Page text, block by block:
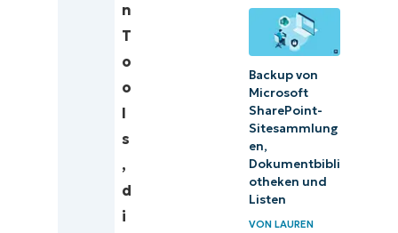
Dokumentationssoftware
Source/Free
n
T
o
o
l
s
,
d
i
Backup von
Microsoft
SharePoint-
Sitesammlung
en,
Dokumentbibli
otheken und
Listen
VON LAUREN